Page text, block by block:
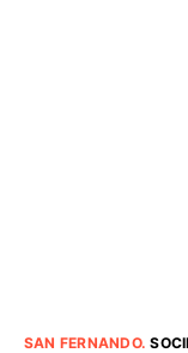
SAN FERNANDO.